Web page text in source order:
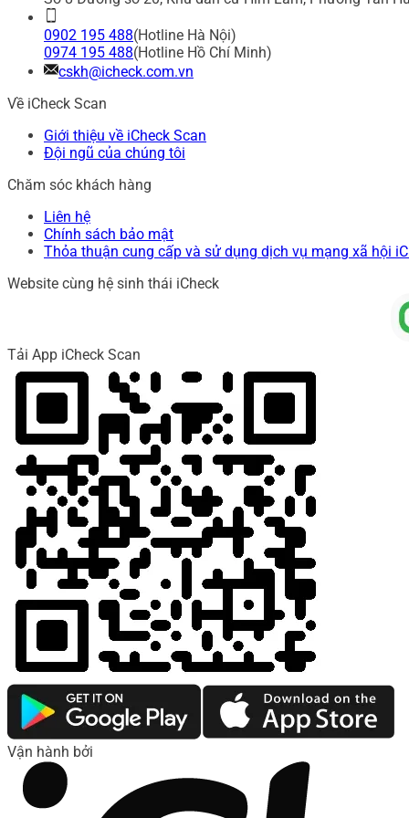
0902 195 488(Hotline Hà Nội)
0974 195 488(Hotline Hồ Chí Minh)
cskh@icheck.com.vn
Về iCheck Scan
Giới thiệu về iCheck Scan
Đội ngũ của chúng tôi
Chăm sóc khách hàng
Liên hệ
Chính sách bảo mật
Thỏa thuận cung cấp và sử dụng dịch vụ mạng xã hội
Website cùng hệ sinh thái iCheck
Tải App iCheck Scan
Vận hành bởi